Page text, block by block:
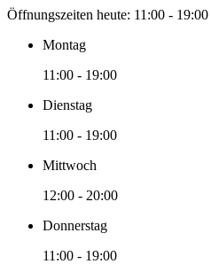
Öffnungszeiten heute: 11:00 - 19:00
Montag
11:00 - 19:00
Dienstag
11:00 - 19:00
Mittwoch
12:00 - 20:00
Donnerstag
11:00 - 19:00